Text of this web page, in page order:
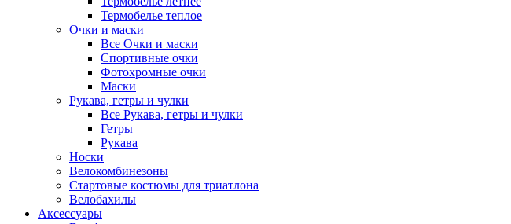
Термобелье теплое
Очки и маски
Все Очки и маски
Спортивные очки
Фотохромные очки
Маски
Рукава, гетры и чулки
Все Рукава, гетры и чулки
Гетры
Рукава
Носки
Велокомбинезоны
Стартовые костюмы для триатлона
Велобахилы
Аксессуары